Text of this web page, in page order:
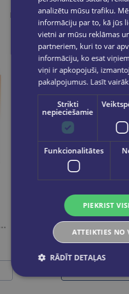
Ieskaties, varbūt noder
4 Workbook
€11.55
analizētu mūsu trafiku.
informāciju par to, kā jūs
vietni ar mūsu reklāmas
partneriem, kuri to var
informāciju, ko esat
viņi ir apkopojuši,
pakalpojumus. Lasīt vairāk
Strikti
nepieciešamie
Funkcionalitātes
PIEKRIST
ATTEIKTIES NO
RĀDĪT DETAĻAS